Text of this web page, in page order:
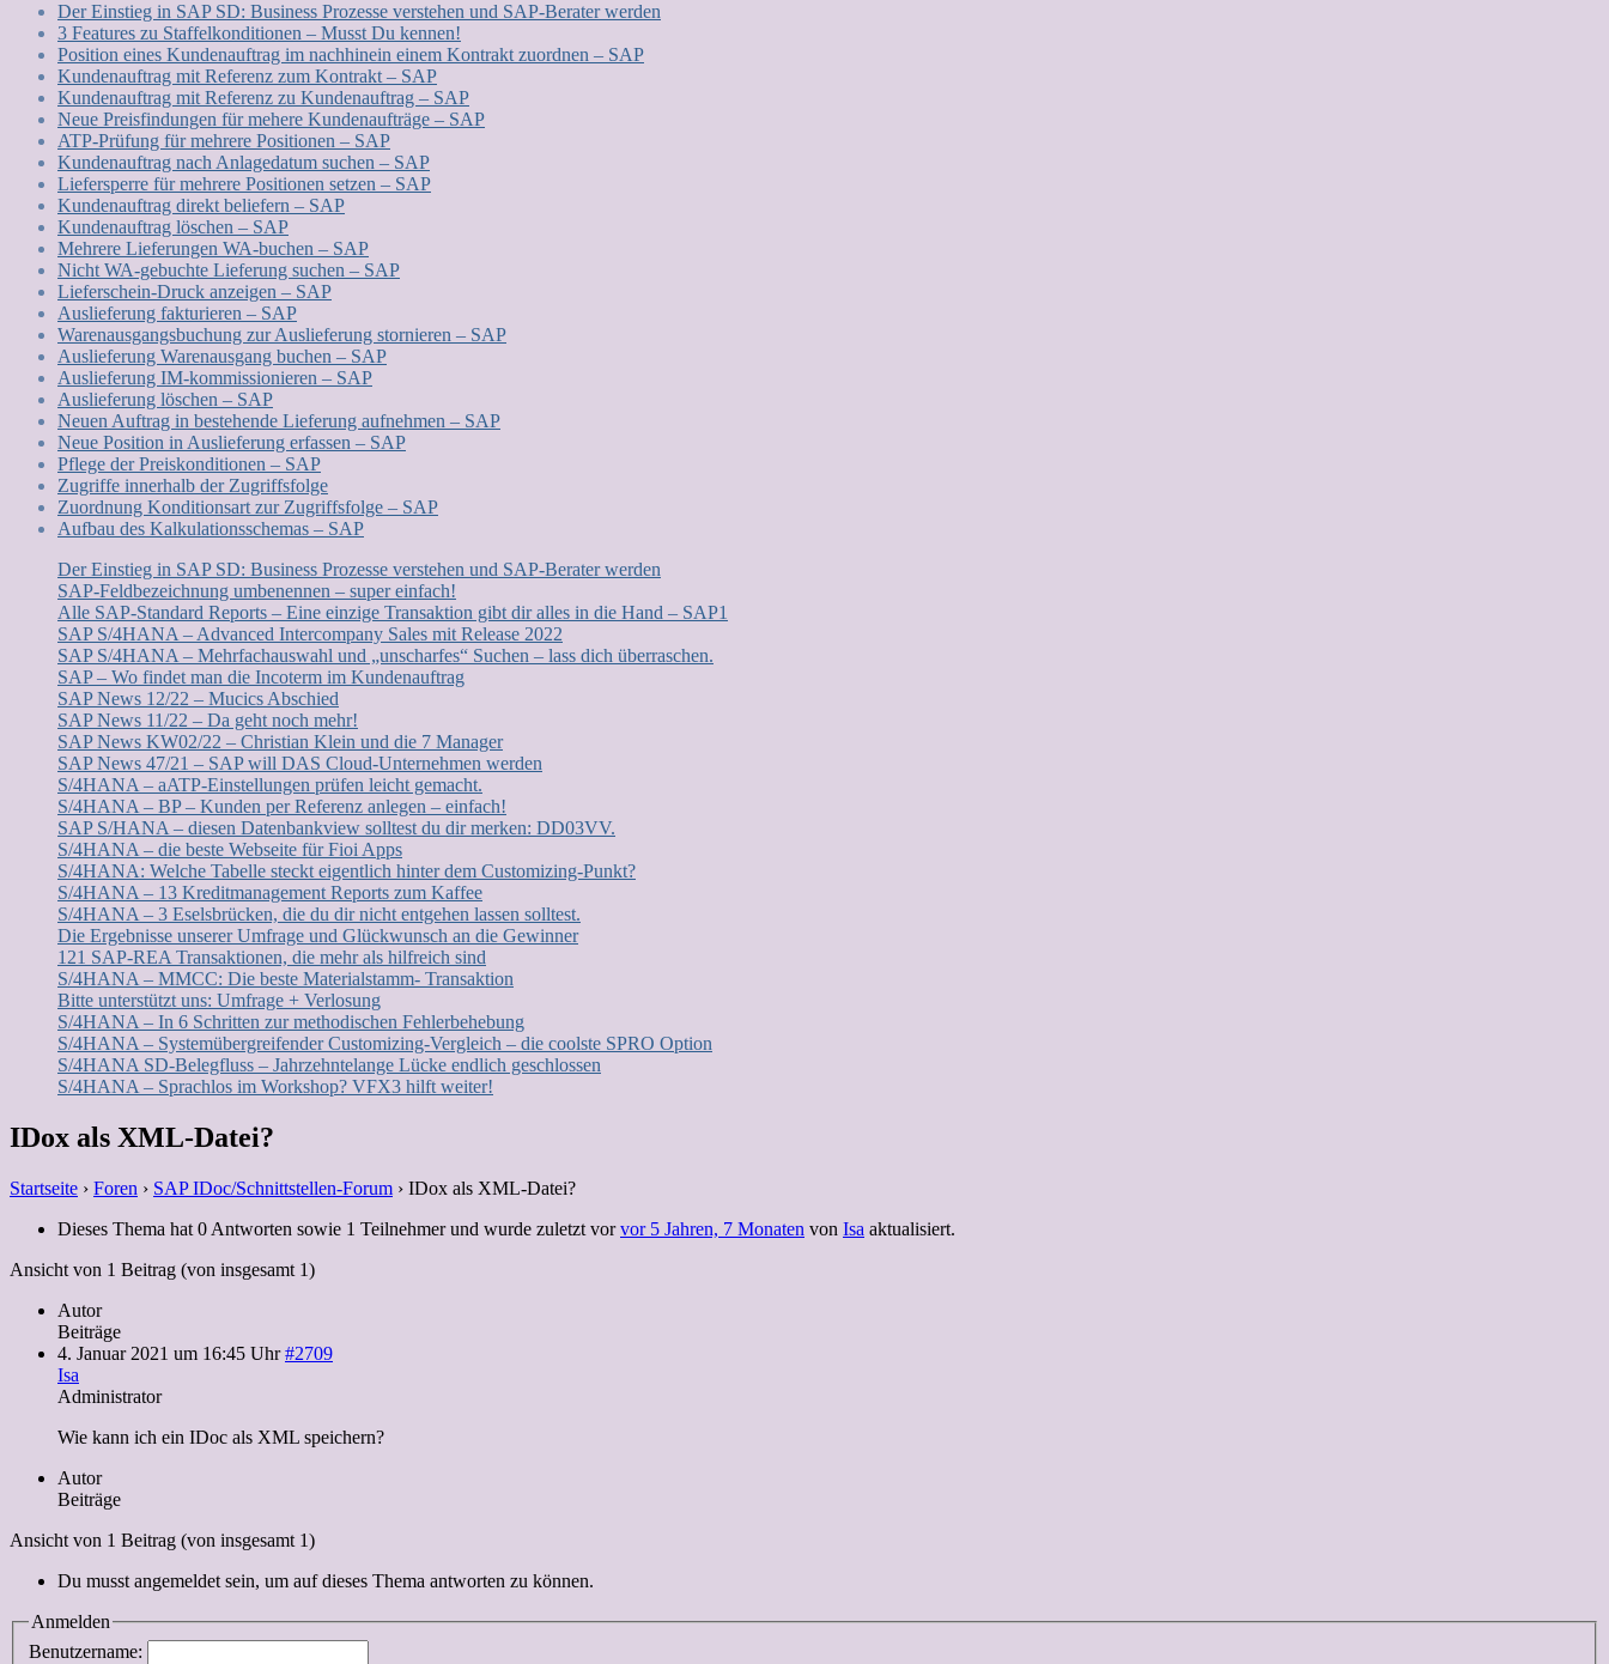
Der Einstieg in SAP SD: Business Prozesse verstehen und SAP-Berater werden
3 Features zu Staffelkonditionen – Musst Du kennen!
Position eines Kundenauftrag im nachhinein einem Kontrakt zuordnen – SAP
Kundenauftrag mit Referenz zum Kontrakt – SAP
Kundenauftrag mit Referenz zu Kundenauftrag – SAP
Neue Preisfindungen für mehere Kundenaufträge – SAP
ATP-Prüfung für mehrere Positionen – SAP
Kundenauftrag nach Anlagedatum suchen – SAP
Liefersperre für mehrere Positionen setzen – SAP
Kundenauftrag direkt beliefern – SAP
Kundenauftrag löschen – SAP
Mehrere Lieferungen WA-buchen – SAP
Nicht WA-gebuchte Lieferung suchen – SAP
Lieferschein-Druck anzeigen – SAP
Auslieferung fakturieren – SAP
Warenausgangsbuchung zur Auslieferung stornieren – SAP
Auslieferung Warenausgang buchen – SAP
Auslieferung IM-kommissionieren – SAP
Auslieferung löschen – SAP
Neuen Auftrag in bestehende Lieferung aufnehmen – SAP
Neue Position in Auslieferung erfassen – SAP
Pflege der Preiskonditionen – SAP
Zugriffe innerhalb der Zugriffsfolge
Zuordnung Konditionsart zur Zugriffsfolge – SAP
Aufbau des Kalkulationsschemas – SAP
Der Einstieg in SAP SD: Business Prozesse verstehen und SAP-Berater werden
SAP-Feldbezeichnung umbenennen – super einfach!
Alle SAP-Standard Reports – Eine einzige Transaktion gibt dir alles in die Hand – SAP1
SAP S/4HANA – Advanced Intercompany Sales mit Release 2022
SAP S/4HANA – Mehrfachauswahl und „unscharfes“ Suchen – lass dich überraschen.
SAP – Wo findet man die Incoterm im Kundenauftrag
SAP News 12/22 – Mucics Abschied
SAP News 11/22 – Da geht noch mehr!
SAP News KW02/22 – Christian Klein und die 7 Manager
SAP News 47/21 – SAP will DAS Cloud-Unternehmen werden
S/4HANA – aATP-Einstellungen prüfen leicht gemacht.
S/4HANA – BP – Kunden per Referenz anlegen – einfach!
SAP S/HANA – diesen Datenbankview solltest du dir merken: DD03VV.
S/4HANA – die beste Webseite für Fioi Apps
S/4HANA: Welche Tabelle steckt eigentlich hinter dem Customizing-Punkt?
S/4HANA – 13 Kreditmanagement Reports zum Kaffee
S/4HANA – 3 Eselsbrücken, die du dir nicht entgehen lassen solltest.
Die Ergebnisse unserer Umfrage und Glückwunsch an die Gewinner
121 SAP-REA Transaktionen, die mehr als hilfreich sind
S/4HANA – MMCC: Die beste Materialstamm- Transaktion
Bitte unterstützt uns: Umfrage + Verlosung
S/4HANA – In 6 Schritten zur methodischen Fehlerbehebung
S/4HANA – Systemübergreifender Customizing-Vergleich – die coolste SPRO Option
S/4HANA SD-Belegfluss – Jahrzehntelange Lücke endlich geschlossen
S/4HANA – Sprachlos im Workshop? VFX3 hilft weiter!
IDox als XML-Datei?
Startseite › Foren › SAP IDoc/Schnittstellen-Forum › IDox als XML-Datei?
Dieses Thema hat 0 Antworten sowie 1 Teilnehmer und wurde zuletzt vorvor 5 Jahren, 7 Monaten von Isa aktualisiert.
Ansicht von 1 Beitrag (von insgesamt 1)
Autor
Beiträge
4. Januar 2021 um 16:45 Uhr #2709
Isa
Administrator
Wie kann ich ein IDoc als XML speichern?
Autor
Beiträge
Ansicht von 1 Beitrag (von insgesamt 1)
Du musst angemeldet sein, um auf dieses Thema antworten zu können.
Anmelden
Benutzername: